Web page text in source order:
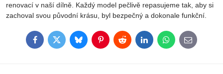
renovací v naší dílně. Každý model pečlivě repasujeme tak, aby si
zachoval svou původní krásu, byl bezpečný a dokonale funkční.
FacebookTwitterBlueskyPinterestRedditLinkedInWhatsApp
E-
mail